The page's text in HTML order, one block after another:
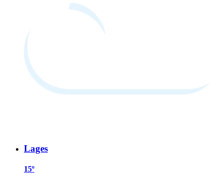
Lages
15º